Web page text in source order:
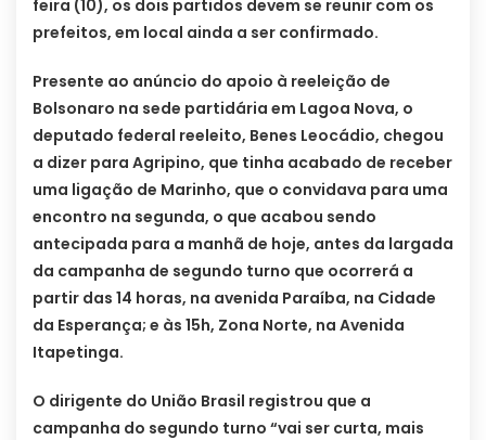
feira (10), os dois partidos devem se reunir com os
prefeitos, em local ainda a ser confirmado.
Presente ao anúncio do apoio à reeleição de
Bolsonaro na sede partidária em Lagoa Nova, o
deputado federal reeleito, Benes Leocádio, chegou
a dizer para Agripino, que tinha acabado de receber
uma ligação de Marinho, que o convidava para uma
encontro na segunda, o que acabou sendo
antecipada para a manhã de hoje, antes da largada
da campanha de segundo turno que ocorrerá a
partir das 14 horas, na avenida Paraíba, na Cidade
da Esperança; e às 15h, Zona Norte, na Avenida
Itapetinga.
O dirigente do União Brasil registrou que a
campanha do segundo turno “vai ser curta, mais